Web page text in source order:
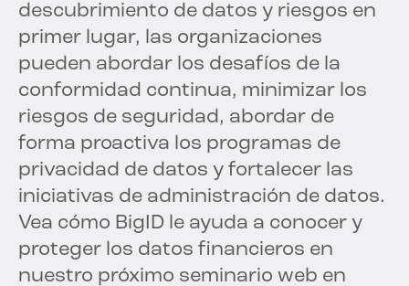
descubrimiento de datos y riesgos en
primer lugar, las organizaciones
pueden abordar los desafíos de la
conformidad continua, minimizar los
riesgos de seguridad, abordar de
forma proactiva los programas de
privacidad de datos y fortalecer las
iniciativas de administración de datos.
Vea cómo BigID le ayuda a conocer y
proteger los datos financieros en
nuestro próximo seminario web en